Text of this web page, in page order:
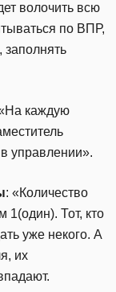
волочить всю
по ВПР,
заполнять
каждую
управлении».
: «Количество
Тот, кто
уже некого. А
их